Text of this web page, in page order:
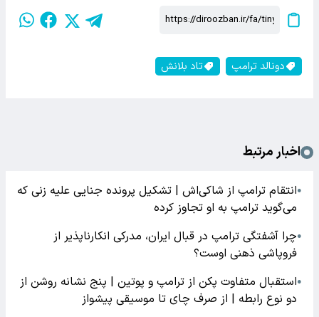
دونالد ترامپ تاد بلانش
اخبار مرتبط
●انتقام ترامپ از شاکی‌اش | تشکیل پرونده جنایی علیه زنی که
می‌گوید ترامپ به او تجاوز کرده
●چرا آشفتگی ترامپ در قبال ایران، مدرکی انکارناپذیر از
فروپاشی ذهنی اوست؟
●استقبال متفاوت پکن از ترامپ و پوتین | پنج نشانه روشن از
دو نوع رابطه | از صرف چای تا موسیقی پیشواز